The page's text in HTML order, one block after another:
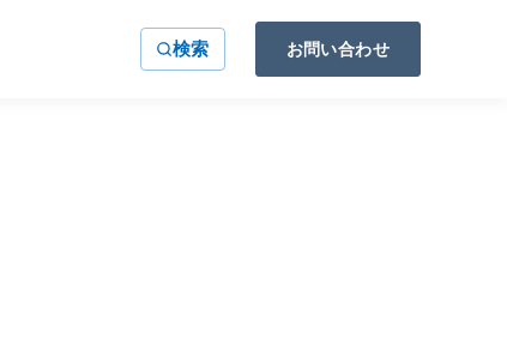
検索 お問い合わせ